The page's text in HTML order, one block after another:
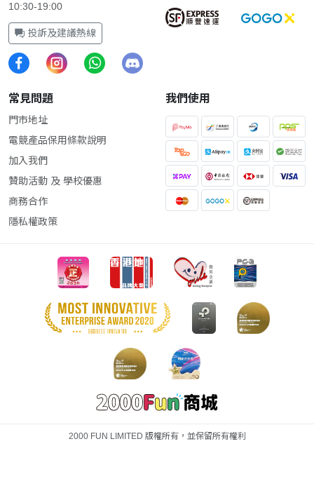
10:30-19:00
投訴及建議熱線
常見問題
門市地址
電競產品保用條款說明
加入我們
贊助活動 及 學校優惠
商務合作
隱私權政策
我們使用
2000 FUN LIMITED 版權所有，並保留所有權利